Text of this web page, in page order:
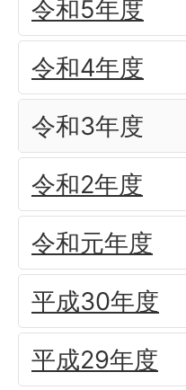
令和5年度
令和4年度
令和3年度
令和2年度
令和元年度
平成30年度
平成29年度